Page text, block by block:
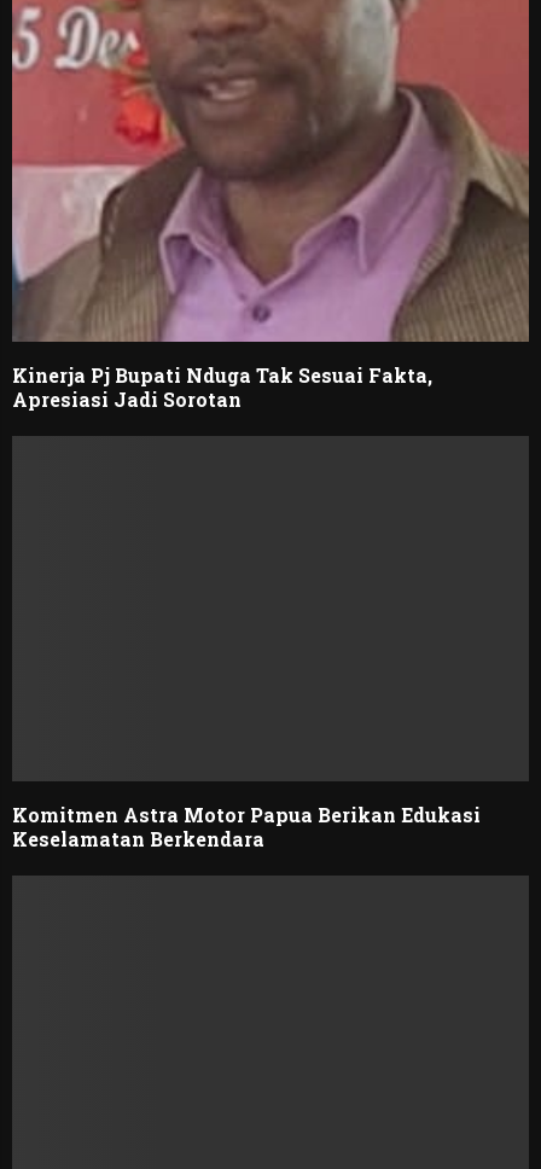
Kinerja Pj Bupati Nduga Tak Sesuai Fakta,
Apresiasi Jadi Sorotan
Komitmen Astra Motor Papua Berikan Edukasi
Keselamatan Berkendara